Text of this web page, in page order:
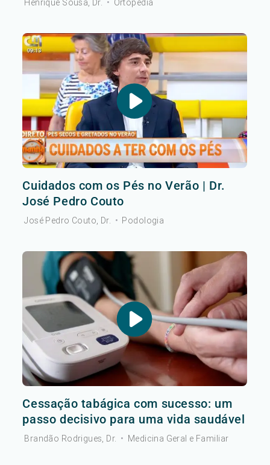
Henrique Sousa, Dr. • Ortopedia
Cuidados com os Pés no Verão | Dr.
José Pedro Couto
José Pedro Couto, Dr. • Podologia
Cessação tabágica com sucesso: um
passo decisivo para uma vida saudável
Brandão Rodrigues, Dr. • Medicina Geral e Familiar